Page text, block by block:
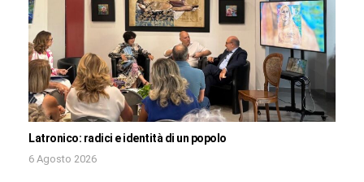
Latronico: radici e identità di un popolo
6 Agosto 2026